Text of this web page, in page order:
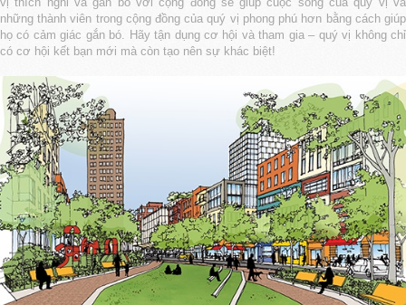
những thành viên trong cộng đồng của quý vị phong phú hơn bằng cách giúp
họ có cảm giác gắn bó. Hãy tận dụng cơ hội và tham gia – quý vị không chỉ
có cơ hội kết bạn mới mà còn tạo nên sự khác biệt!